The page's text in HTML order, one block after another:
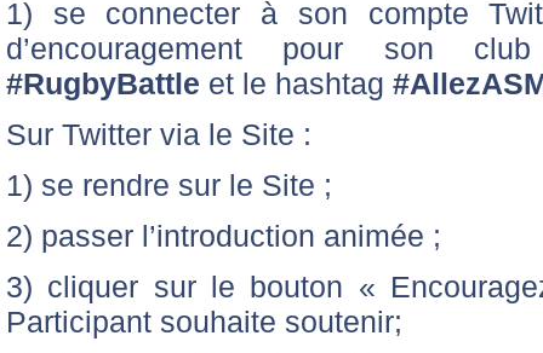
1) se connecter à son compte
d’encouragement pour son
#RugbyBattle et le hashtag
Sur Twitter via le Site :
1) se rendre sur le Site ;
2) passer l’introduction animée ;
3) cliquer sur le bouton «
Participant souhaite soutenir;